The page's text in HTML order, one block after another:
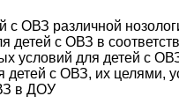
с ОВЗ различной
детей с ОВЗ в
условий для детей с
с ОВЗ, их целями,
в ДОУ